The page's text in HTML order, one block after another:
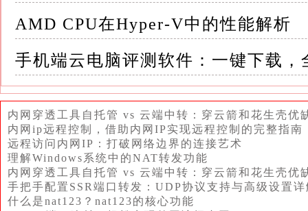
4.运行Unlocker插件：以管理员身份运行
install.cmd）
这个脚本将自动完成Unlocker插件的安装过程
5.等待安装完成：Unlocker插件的安装过程可
请耐心等待，直到安装脚本自动关闭
AMD CPU在Hyper-V中的性能解析
手机端云电脑评测软件：一键下载，
内网穿透工具自托管 vs 云端中转：穿云箭和花生壳优
内网ip远程控制，借助内网IP实现远程控制的完整指南
远程访问内网IP：打破网络边界的连接艺术
理解Windows系统中的NAT转发功能
内网穿透工具自托管 vs 云端中转：穿云箭和花生壳优
手把手配置SSR端口转发：UDP协议支持与高级设置详
什么是nat123？nat123的核心功能